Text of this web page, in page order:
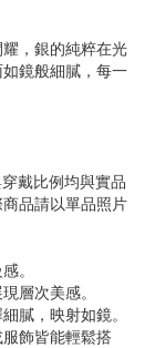
，銀的純粹在光
鏡般細膩，每一
戴比例均與實品
品請以單品照片
。
層次美感。
膩，映射如鏡。
飾皆能輕鬆搭